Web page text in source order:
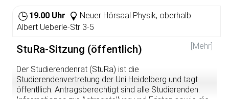
und wenn die „Zigeuner“ aus dem öffentlichen Raum
vertrieben werden, steht das Bürgertum immer mehr
klatschend Spalier. Ganz nach dem Motto „Die
Innenstädte denen, die es sich leisten können in ihnen zu
flanieren.“
Doch auch die gutgemeinten Forderungen der
Gegenseite („Obdachlose gehören zum Stadtbild“, „Auch
sie haben ein Recht auf die Stadt“) sind absurd. Wie
19.00 Uhr
Neuer Hörsaal Physik, oberhalb
Albert Ueberle-Str 3-5
[Mehr]
StuRa-Sitzung (öffentlich)
Der Studierendenrat (StuRa) ist die
Studierendenvertretung der Uni Heidelberg und tagt
öffentllich. Antragsberechtigt sind alle Studierenden.